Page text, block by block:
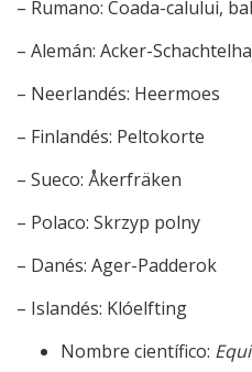
– Rumano: Coada-calului,
– Alemán: Acker-
– Neerlandés: Heermoes
– Finlandés: Peltokorte
– Sueco: Åkerfräken
– Polaco: Skrzyp polny
– Danés: Ager-Padderok
– Islandés: Klóelfting
Nombre científico: